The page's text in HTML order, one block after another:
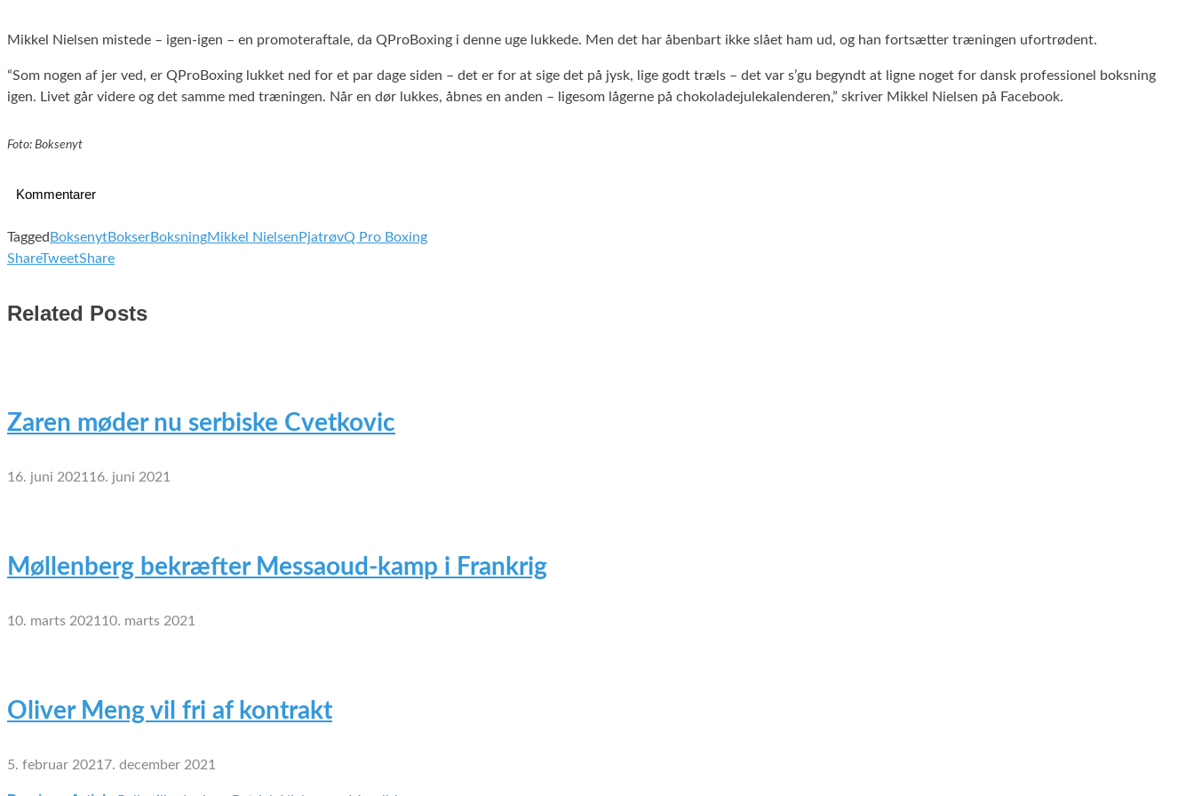
Mikkel Nielsen mistede – igen-igen – en promoteraftale, da QProBoxing i denne uge lukkede. Men det har åbenbart ikke slået ham ud, og han fortsætter træningen ufortrødent.
“Som nogen af jer ved, er QProBoxing lukket ned for et par dage siden – det er for at sige det på jysk, lige godt træls – det var s’gu begyndt at ligne noget for dansk professionel boksning
igen. Livet går videre og det samme med træningen. Når en dør lukkes, åbnes en anden – ligesom lågerne på chokoladejulekalenderen,” skriver Mikkel Nielsen på Facebook.
Foto: Boksenyt
Kommentarer
Tagged BoksenytBokserBoksningMikkel Nielsen PjatrøvQ Pro Boxing
ShareTweetShare
Related Posts
Zaren møder nu serbiske Cvetkovic
16. juni 2021 16. juni 2021
Møllenberg bekræfter Messaoud-kamp i Frankrig
10. marts 2021 10. marts 2021
Oliver Meng vil fri af kontrakt
5. februar 2021 7. december 2021